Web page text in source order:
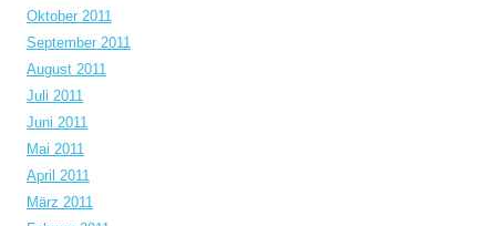
Oktober 2011
September 2011
August 2011
Juli 2011
Juni 2011
Mai 2011
April 2011
März 2011